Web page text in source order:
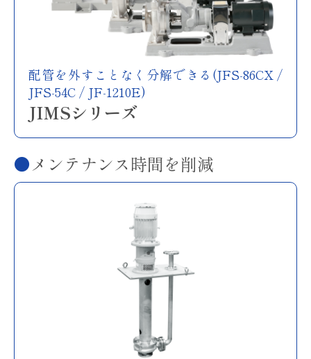
配管を外すことなく分解できる(JFS-86CX /
JFS-54C / JF-1210E)
JIMSシリーズ
メンテナンス時間を削減